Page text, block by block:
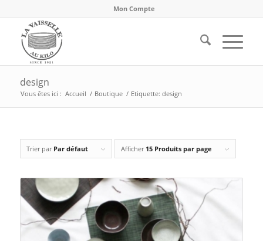
Mon Compte
design
Vous êtes ici : Accueil / Boutique / Etiquette: design
Trier par Par défaut Afficher 15 Produits par page